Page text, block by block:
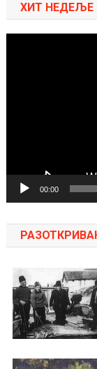
ХИТ НЕДЕЉЕ
00:00